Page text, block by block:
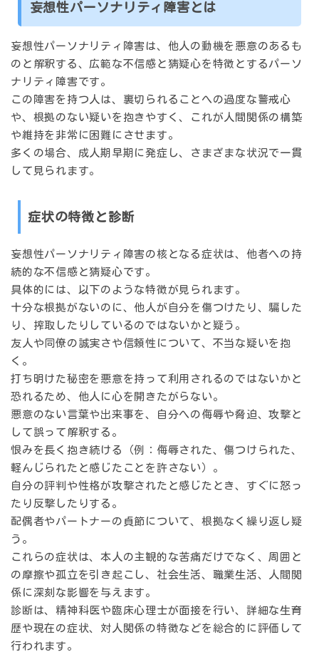
妄想性パーソナリティ障害とは
妄想性パーソナリティ障害は、他人の動機を悪意のあるも
のと解釈する、広範な不信感と猜疑心を特徴とするパーソ
ナリティ障害です。
この障害を持つ人は、裏切られることへの過度な警戒心
や、根拠のない疑いを抱きやすく、これが人間関係の構築
や維持を非常に困難にさせます。
多くの場合、成人期早期に発症し、さまざまな状況で一貫
して見られます。
症状の特徴と診断
妄想性パーソナリティ障害の核となる症状は、 他者への持
続的な不信感と猜疑心です。
具体的には、以下のような特徴が見られます。
十分な根拠がないのに、他人が自分を傷つけたり、騙した
り、搾取したりしているのではないかと疑う。
友人や同僚の誠実さや信頼性について、不当な疑いを抱
く。
打ち明けた秘密を悪意を持って利用されるのではないかと
恐れるため、他人に心を開きたがらない。
悪意のない言葉や出来事を、自分への侮辱や脅迫、攻撃と
して誤って解釈する。
恨みを長く抱き続ける（例：侮辱された、傷つけられた、
軽んじられたと感じたことを許さない）。
自分の評判や性格が攻撃されたと感じたとき、すぐに怒っ
たり反撃したりする。
配偶者やパートナーの貞節について、根拠なく繰り返し疑
う。
これらの症状は、本人の主観的な苦痛だけでなく、周囲と
の摩擦や孤立を引き起こし、社会生活、職業生活、人間関
係に深刻な影響を与えます。
診断は、精神科医や臨床心理士が面接を行い、詳細な生育
歴や現在の症状、対人関係の特徴などを総合的に評価して
行われます。